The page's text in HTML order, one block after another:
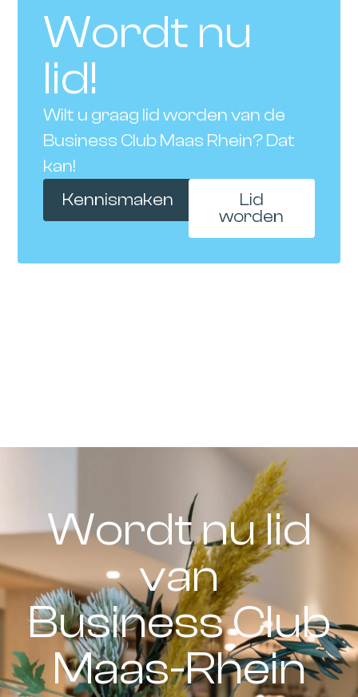
Wordt nu
lid!
Wilt u graag lid worden van de
Business Club Maas Rhein? Dat
kan!
Kennismaken
Lid
worden
Wordt nu lid
van
Business Club
Maas-Rhein